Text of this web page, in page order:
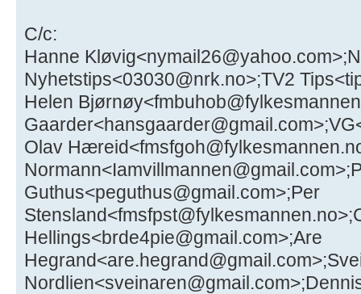
C/c:
Hanne
Nyhetstips<03030@nrk.no>;TV2
Helen
Olav
Guthus<peguthus@gmail.com>;Per
Hellings<brde4pie@gmail.com>;Are